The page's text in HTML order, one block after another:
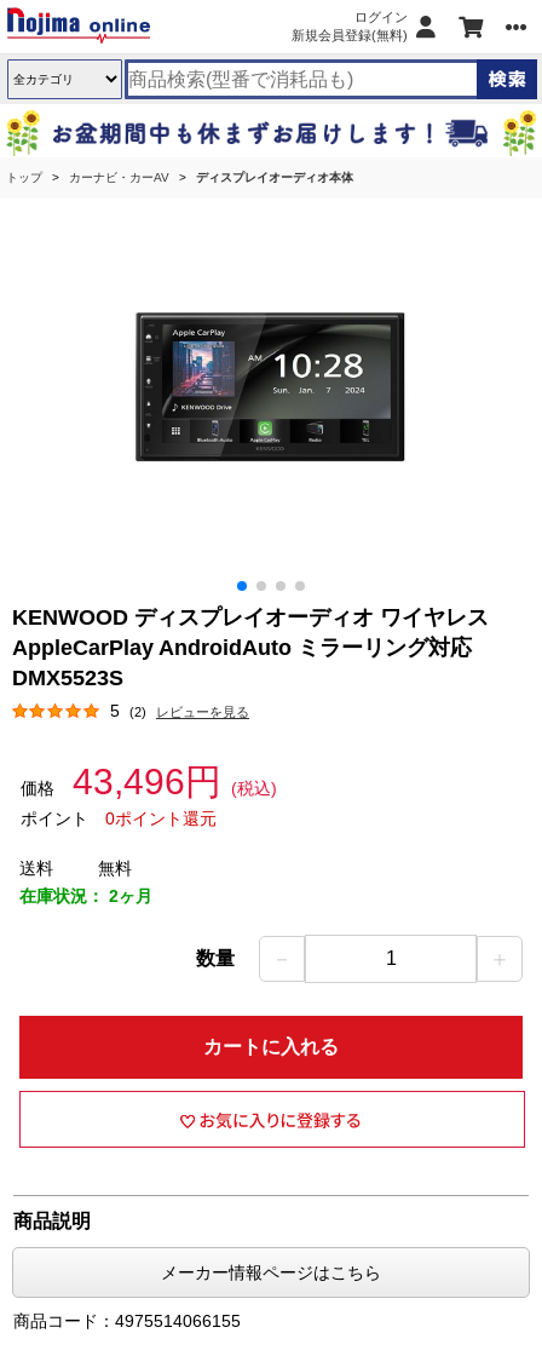
ログイン
新規会員登録(無料)
トップ カーナビ・カーAV ディスプレイオーディオ本体
KENWOOD ディスプレイオーディオ ワイヤレス
AppleCarPlay AndroidAuto ミラーリング対応
DMX5523S
5 (2) レビューを見る
価格 43,496円
(税込)
ポイント
0ポイント還元
送料
無料
在庫状況： 2ヶ月
数量 － 1 ＋
カートに入れる
商品説明
メーカー情報ページはこちら
商品コード：4975514066155